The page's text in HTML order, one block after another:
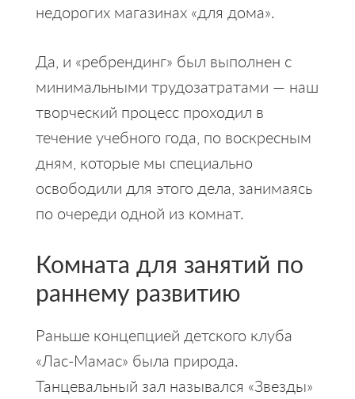
недорогих магазинах «для дома».
Да, и «ребрендинг» был выполнен с
минимальными трудозатратами — наш
творческий процесс проходил в
течение учебного года, по воскресным
дням, которые мы специально
освободили для этого дела, занимаясь
по очереди одной из комнат.
Комната для занятий по
раннему развитию
Раньше концепцией детского клуба
«Лас-Мамас» была природа.
Танцевальный зал назывался «Звезды»